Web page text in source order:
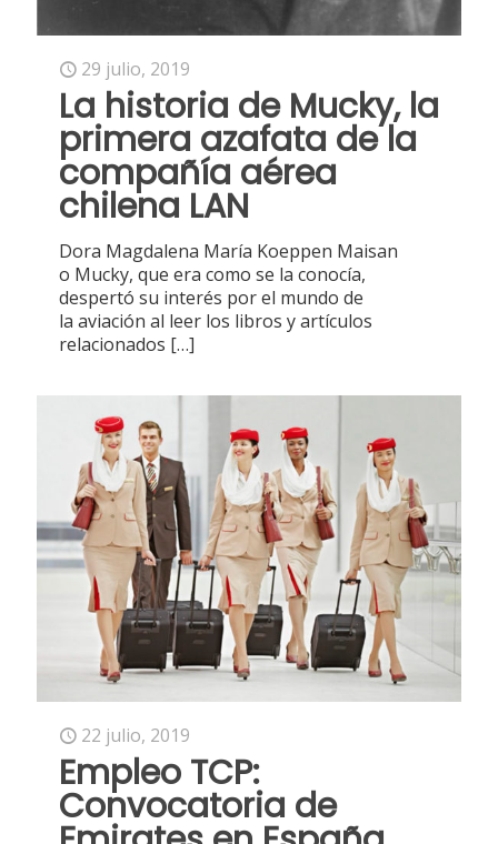
29 julio, 2019
La historia de Mucky, la
primera azafata de la
compañía aérea
chilena LAN
Dora Magdalena María Koeppen Maisan
o Mucky, que era como se la conocía,
despertó su interés por el mundo de
la aviación al leer los libros y artículos
relacionados […]
22 julio, 2019
Empleo TCP:
Convocatoria de